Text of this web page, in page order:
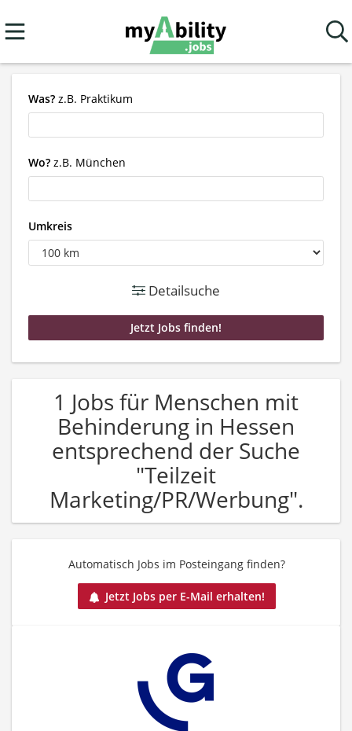
Was? z.B. Praktikum
Wo? z.B. München
Umkreis
Detailsuche
1 Jobs für Menschen mit
Behinderung in Hessen
entsprechend der Suche
"Teilzeit
Marketing/PR/Werbung".
Automatisch Jobs im Posteingang finden?
Jetzt Jobs per E-Mail erhalten!